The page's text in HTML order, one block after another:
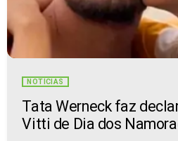
NOTÍCIAS
Tata Werneck faz
Vitti de Dia dos